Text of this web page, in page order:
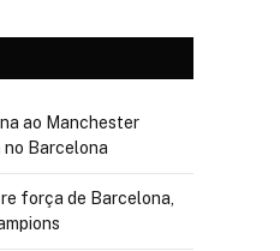
ao Manchester
no Barcelona
força de Barcelona,